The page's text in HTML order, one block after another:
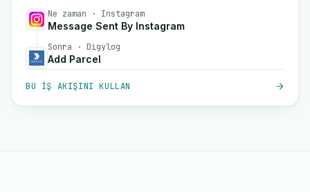
Ne zaman · Instagram
Message Sent By Instagram
Sonra · Digylog
Add Parcel
BU IŞ AKIŞINI KULLAN